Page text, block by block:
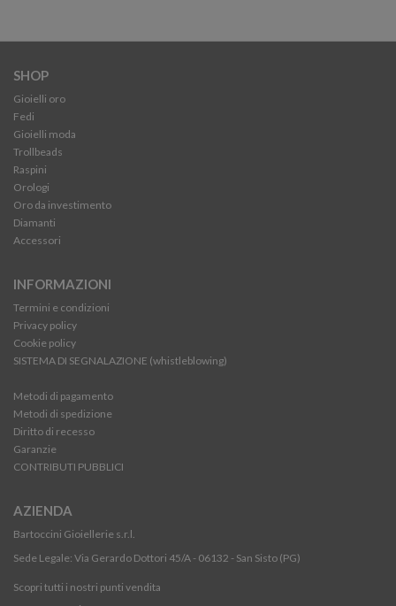
SHOP
Gioielli oro
Fedi
Gioielli moda
Trollbeads
Raspini
Orologi
Oro da investimento
Diamanti
Accessori
INFORMAZIONI
Termini e condizioni
Privacy policy
Cookie policy
SISTEMA DI SEGNALAZIONE (whistleblowing)
Metodi di pagamento
Metodi di spedizione
Diritto di recesso
Garanzie
CONTRIBUTI PUBBLICI
AZIENDA
Bartoccini Gioiellerie s.r.l.
Sede Legale: Via Gerardo Dottori 45/A - 06132 - San Sisto (PG)
Scopri tutti i nostri punti vendita